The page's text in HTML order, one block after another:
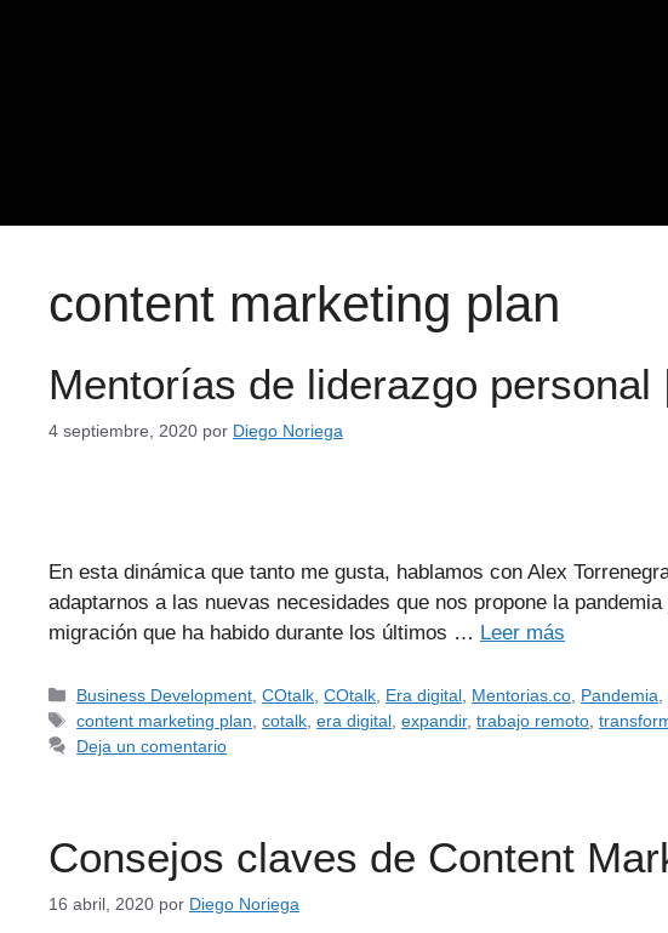
content marketing plan
Mentorías de liderazgo
4 septiembre, 2020 por Diego Noriega
En esta dinámica que tanto me gusta, hablamos con Alex
adaptarnos a las nuevas necesidades que nos propone la
migración que ha habido durante los últimos … Leer más
Business Development ,COtalk ,COtalk Era digital Mentorias.co Pandemia
content marketing plan ,cotalk ,era digital ,expandir,trabajo remoto ,
Deja un comentario
Consejos claves de Content
16 abril, 2020 por Diego Noriega